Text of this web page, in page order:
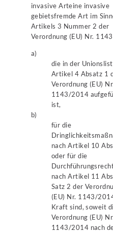
invasive Arteine invasive
gebietsfremde Art im
Artikels 3 Nummer 2 der
Verordnung (EU) Nr.
a)
die in der
Artikel 4 Absatz 1
Verordnung (EU)
1143/2014
ist,
b)
für die
nach Artikel 10
oder für die
nach Artikel 11
Satz 2 der
(EU) Nr. 1143/
Kraft sind, soweit
Verordnung (EU)
1143/2014 nach